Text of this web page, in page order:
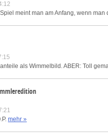
meint man am Anfang, wenn
als Wimmelbild. ABER: Toll
mehr »